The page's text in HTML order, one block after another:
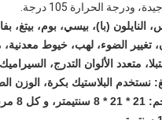
الحرارة 105 درجة.
النايلون (با)، بيسي، بوم، بيتغ،